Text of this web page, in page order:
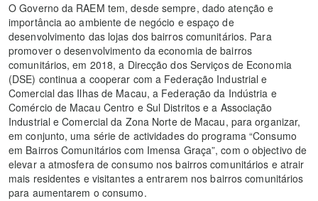
O Governo da RAEM tem, desde sempre, dado atenção e
importância ao ambiente de negócio e espaço de
desenvolvimento das lojas dos bairros comunitários. Para
promover o desenvolvimento da economia de bairros
comunitários, em 2018, a Direcção dos Serviços de Economia
(DSE) continua a cooperar com a Federação Industrial e
Comercial das Ilhas de Macau, a Federação da Indústria e
Comércio de Macau Centro e Sul Distritos e a Associação
Industrial e Comercial da Zona Norte de Macau, para organizar,
em conjunto, uma série de actividades do programa “Consumo
em Bairros Comunitários com Imensa Graça”, com o objectivo de
elevar a atmosfera de consumo nos bairros comunitários e atrair
mais residentes e visitantes a entrarem nos bairros comunitários
para aumentarem o consumo.